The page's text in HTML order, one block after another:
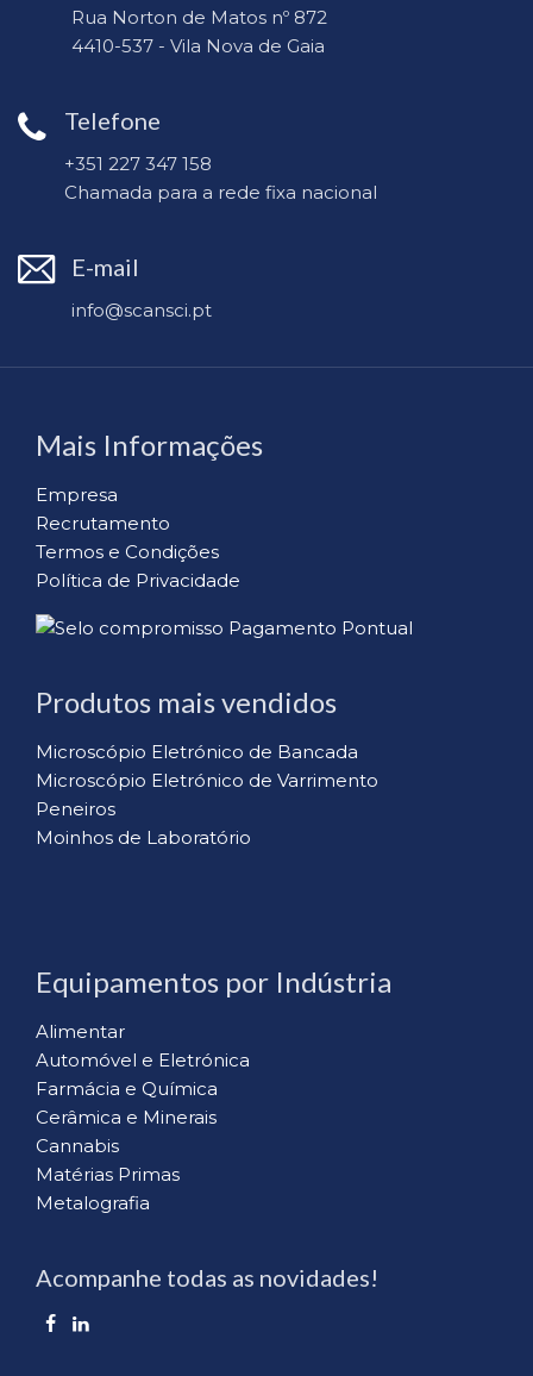
Rua Norton de Matos nº 872
4410-537 - Vila Nova de Gaia
Telefone
+351 227 347 158
Chamada para a rede fixa nacional
E-mail
info@scansci.pt
Mais Informações
Empresa
Recrutamento
Termos e Condições
Política de Privacidade
Produtos mais vendidos
Microscópio Eletrónico de Bancada
Microscópio Eletrónico de Varrimento
Peneiros
Moinhos de Laboratório
Equipamentos por Indústria
Alimentar
Automóvel e Eletrónica
Farmácia e Química
Cerâmica e Minerais
Cannabis
Matérias Primas
Metalografia
Acompanhe todas as novidades!